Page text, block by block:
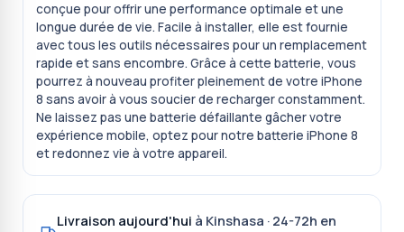
conçue pour offrir une performance optimale et une
longue durée de vie. Facile à installer, elle est fournie
avec tous les outils nécessaires pour un remplacement
rapide et sans encombre. Grâce à cette batterie, vous
pourrez à nouveau profiter pleinement de votre iPhone
8 sans avoir à vous soucier de recharger constamment.
Ne laissez pas une batterie défaillante gâcher votre
expérience mobile, optez pour notre batterie iPhone 8
et redonnez vie à votre appareil.
Livraison aujourd'hui à Kinshasa · 24-72h en